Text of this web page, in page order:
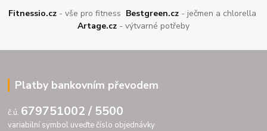
Fitnessio.cz - vše pro fitness Bestgreen.cz - ječmen a chlorella
Artage.cz - výtvarné potřeby
Platby bankovním převodem
č.ú. 679751002 / 5500
variabilní symbol uveďte číslo objednávky